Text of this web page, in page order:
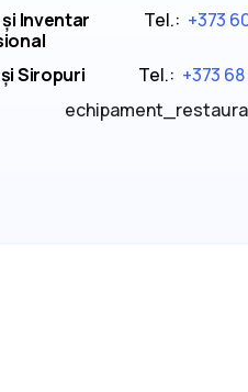
și Inventar
Tel.: +373
Siropuri Tel.: +373 68